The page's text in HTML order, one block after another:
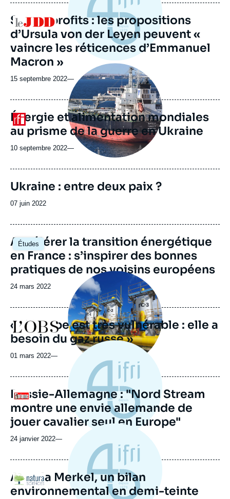
publication
Logo
Super-profits : les propositions
d’Ursula von der Leyen peuvent «
vaincre les réticences d’Emmanuel
Macron »
15 septembre 2022—
Logo
principale
médiatique
Énergie et alimentation mondiales
au prisme de la guerre en Ukraine
10 septembre 2022—
Image
de
couverture
de
publication
Ukraine : entre deux paix ?
Date
publication
07 juin 2022
Études
Image
principale
Accélérer la transition énergétique
en France : s’inspirer des bonnes
pratiques de nos voisins européens
Date
publication
24 mars 2022
Logo
Image
principale
médiatique
« L’Europe est très vulnérable : elle a
besoin du gaz russe »
01 mars 2022—
Logo
Russie-Allemagne : "Nord Stream
montre une envie allemande de
jouer cavalier seul en Europe"
24 janvier 2022—
Logo
Angela Merkel, un bilan
environnemental en demi-teinte